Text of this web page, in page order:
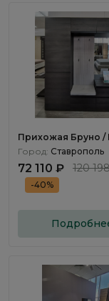
Прихожая Бруно /
Город: Ставрополь
72 110 ₽ 120
-40%